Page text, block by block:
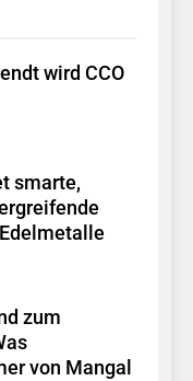
wird CCO
smarte,
zum
von Mangal